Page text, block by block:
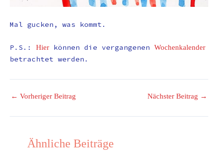
Mal gucken, was kommt.
P.S.: Hier können die vergangenen Wochenkalender
betrachtet werden.
← Vorheriger Beitrag Nächster Beitrag →
Ähnliche Beiträge